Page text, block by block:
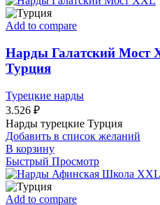
Add to compare
Нарды Галатский Мост
Турция
Турецкие нарды
3.526 ₽
Нарды турецкие Турция
Добавить в список желаний
В корзину
Быстрый Просмотр
Add to compare